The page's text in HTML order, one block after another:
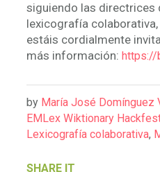
siguiendo las directrices
lexicografía colaborativa,
estáis cordialmente
más información: https://
by María José Domínguez
EMLex Wiktionary
Lexicografía colaborativa,
SHARE IT